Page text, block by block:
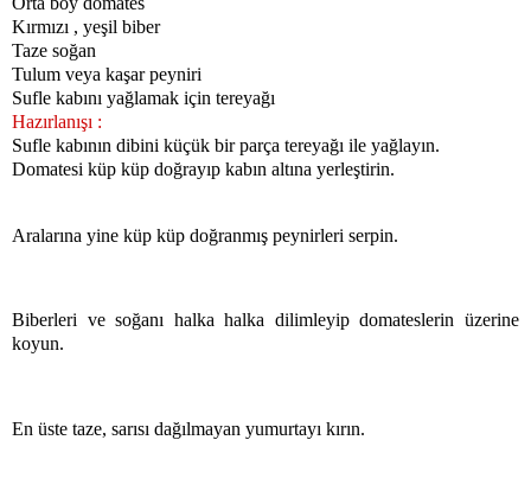
Kırmızı , yeşil biber
Taze soğan
Tulum veya kaşar peyniri
Sufle kabını yağlamak için tereyağı
Hazırlanışı :
Sufle kabının dibini küçük bir parça tereyağı ile yağlayın.
Domatesi küp küp doğrayıp kabın altına yerleştirin.
Aralarına yine küp küp doğranmış peynirleri serpin.
Biberleri ve soğanı halka halka dilimleyip domateslerin üzerine
koyun.
En üste taze, sarısı dağılmayan yumurtayı kırın.